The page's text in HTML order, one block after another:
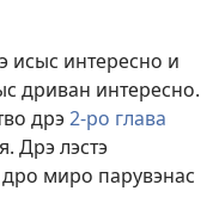
исыс интересно и
дриван интересно.
дрэ2-ро глава
Дрэ лэстэ
миро парувэнас